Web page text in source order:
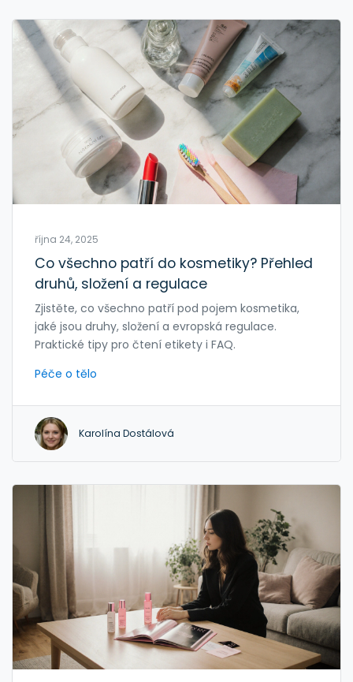
října 24, 2025
Co všechno patří do kosmetiky? Přehled
druhů, složení a regulace
Zjistěte, co všechno patří pod pojem kosmetika,
jaké jsou druhy, složení a evropská regulace.
Praktické tipy pro čtení etikety i FAQ.
Péče o tělo
Karolína Dostálová